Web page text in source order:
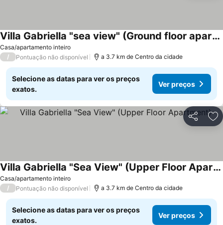
Casa/apartamento inteiro
Villa Gabriella "sea view" (Ground floor apartment)
/ Pontuação não disponível a 3.7 km de Centro da cidade
Selecione as datas para ver os preços
exatos.
Ver preços
Partilhar
Casa/apartamento inteiro
Villa Gabriella "Sea View" (Upper Floor Apartment)
/ Pontuação não disponível a 3.7 km de Centro da cidade
Selecione as datas para ver os preços
exatos.
Ver preços